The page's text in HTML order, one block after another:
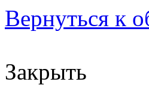
Вернуться к
Закрыть